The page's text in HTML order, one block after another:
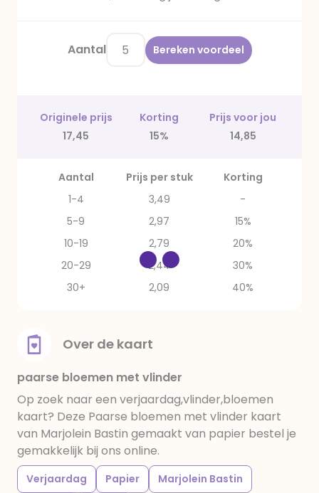
Aantal Bereken voordeel
Originele prijs Korting
Prijs voor jou
17,45
15% 14,85
Aantal Prijs per stuk
Korting
1-4
3,49
-
5-9
2,97
15%
10-19
2,79
20%
20-29
2,44
30%
30+
2,09 40%
Over de kaart
paarse bloemen met vlinder
Op zoek naar een verjaardag,vlinder,bloemen
kaart? Deze Paarse bloemen met vlinder kaart
van Marjolein Bastin gemaakt van papier bestel je
gemakkelijk bij ons online.
Verjaardag Papier
Marjolein Bastin